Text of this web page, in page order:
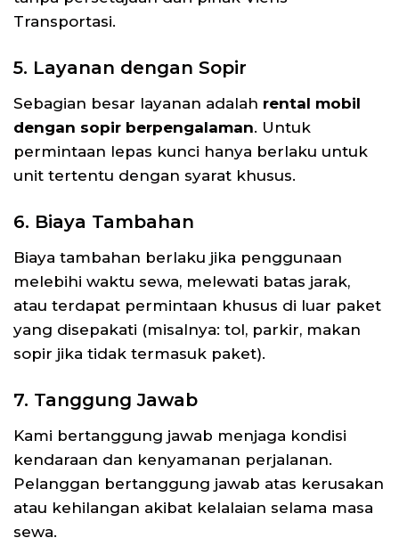
Transportasi.
5. Layanan dengan Sopir
Sebagian besar layanan adalah rental mobil
dengan sopir berpengalaman. Untuk
permintaan lepas kunci hanya berlaku untuk
unit tertentu dengan syarat khusus.
6. Biaya Tambahan
Biaya tambahan berlaku jika penggunaan
melebihi waktu sewa, melewati batas jarak,
atau terdapat permintaan khusus di luar paket
yang disepakati (misalnya: tol, parkir, makan
sopir jika tidak termasuk paket).
7. Tanggung Jawab
Kami bertanggung jawab menjaga kondisi
kendaraan dan kenyamanan perjalanan.
Pelanggan bertanggung jawab atas kerusakan
atau kehilangan akibat kelalaian selama masa
sewa.